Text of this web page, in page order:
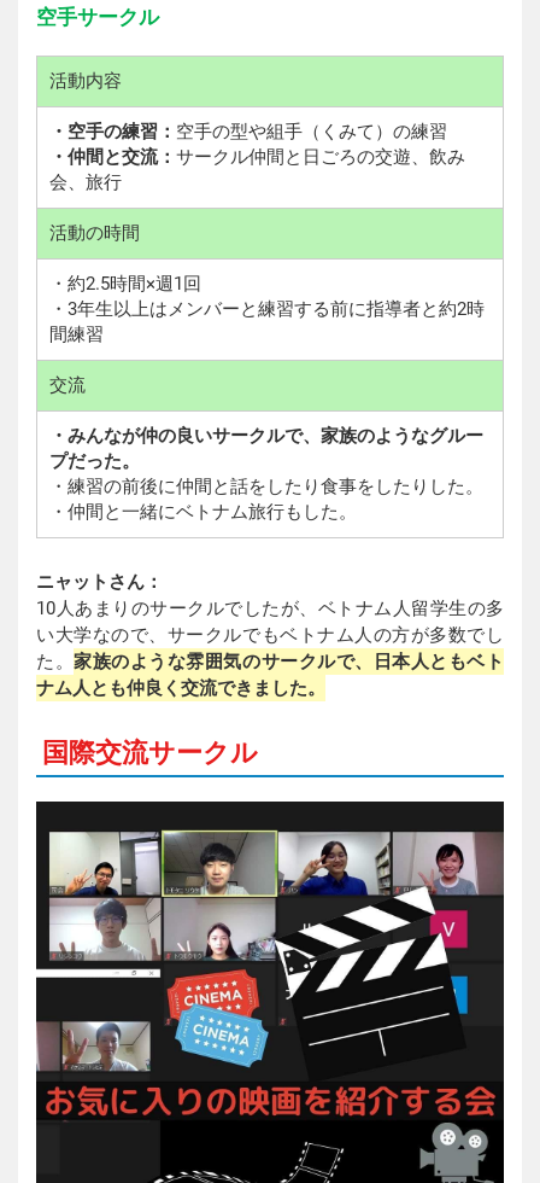
空手サークル
活動内容
・空手の練習： 空手の型や組手（くみて）の練習
・仲間と交流： サークル仲間と日ごろの交遊、飲み
会、旅行
活動の時間
・約2.5時間×週1回
・3年生以上はメンバーと練習する前に指導者と約2時
間練習
交流
・みんなが仲の良いサークルで、家族のようなグルー
プだった。
・練習の前後に仲間と話をしたり食事をしたりした。
・仲間と一緒にベトナム旅行もした。
ニャットさん：
10人あまりのサークルでしたが、ベトナム人留学生の多
い大学なので、サークルでもベトナム人の方が多数でし
た。家族のような雰囲気のサークルで、日本人ともベト
ナム人とも仲良く交流できました。
国際交流サークル